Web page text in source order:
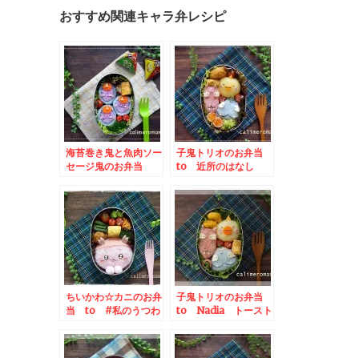
おすすめ関連キャラ弁レシピ
海苔巻き鬼と魚肉ソー
セージ鬼のお弁当
子鬼トリオのお弁当
to 近所のはなし
ちいかわ☆カニのお弁
当 to #私のうつわ
子鬼トリオのお弁当
to Nadia トースト
菜料理を作ってみた！
投稿キャンペーン